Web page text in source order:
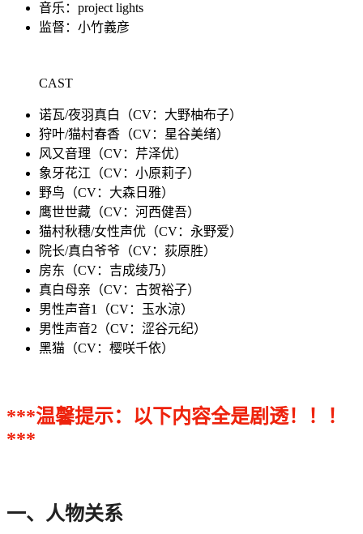
音乐：project lights
监督：小竹義彦
CAST
诺瓦/夜羽真白（CV：大野柚布子）
狩叶/猫村春香（CV：星谷美绪）
风又音理（CV：芹泽优）
象牙花江（CV：小原莉子）
野鸟（CV：大森日雅）
鹰世世藏（CV：河西健吾）
猫村秋穗/女性声优（CV：永野爱）
院长/真白爷爷（CV：荻原胜）
房东（CV：吉成绫乃）
真白母亲（CV：古贺裕子）
男性声音1（CV：玉水涼）
男性声音2（CV：涩谷元纪）
黑猫（CV：樱咲千依）
***温馨提示：以下内容全是剧透！！！
***
一、人物关系